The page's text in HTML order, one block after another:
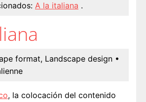
A la italiana .
format, Landscape design •
, la colocación del contenido